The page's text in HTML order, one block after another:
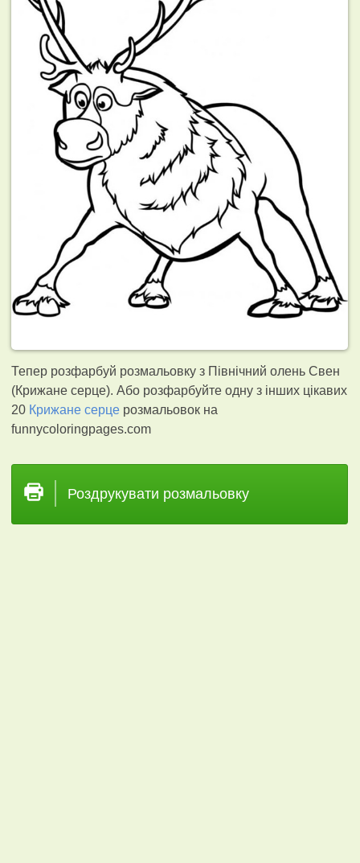
Тепер розфарбуй розмальовку з Північний олень Свен
(Крижане серце). Або розфарбуйте одну з інших цікавих
20 Крижане серце розмальовок на
funnycoloringpages.com
Роздрукувати розмальовку